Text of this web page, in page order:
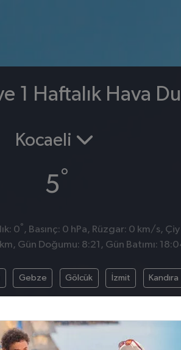
1 Haftalık Hava
Kocaeli
5°
0° , Basınç: 0 hPa, Rüzgar: 0 km/s, Çiy
Gün Doğumu: 8:21, Gün Batımı:
Gebze Gölcük İzmit Kandıra